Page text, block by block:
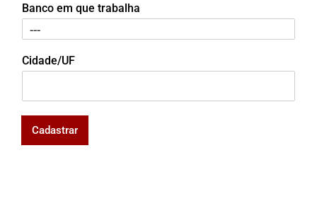
Banco em que trabalha
Cidade/UF
Cadastrar